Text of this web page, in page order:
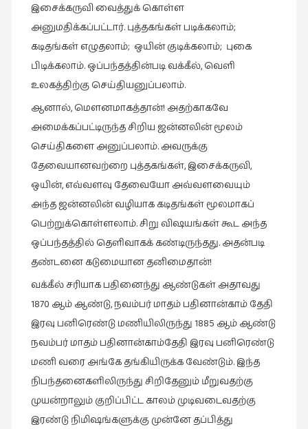
மொழி
மொழியாக்கம்
வரலாறு
வாசிப்பில்
இன்று
விமர்சனம்
விளையாட்டு
ஷேக்ஸ்பியரின்
உலகம்
இசைக்கருவி வைத்துக் கொள்ள
அனுமதிக்கப்பட்டார். புத்தகங்கள் படிக்கலாம்;
கடிதங்கள் எழுதலாம்; ஒயின் குடிக்கலாம்; புகை
பிடிக்கலாம். ஒப்பந்தத்தின்படி வக்கீல், வெளி
உலகத்திற்கு செய்தியனுப்பலாம்.
ஆனால், மௌனமாகத்தான்! அதற்காகவே
அமைக்கப்பட்டிருந்த சிறிய ஜன்னலின் மூலம்
செய்திகளை அனுப்பலாம். அவருக்கு
தேவையானவற்றை புத்தகங்கள், இசைக்கருவி,
ஒயின், எவ்வளவு தேவையோ அவ்வளவையும்
அந்த ஜன்னலின் வழியாக கடிதங்கள் மூலமாகப்
பெற்றுக்கொள்ளலாம். சிறு விஷயங்கள் கூட அந்த
ஒப்பந்தத்தில் தெளிவாகக் கண்டிருந்தது. அதன்படி
தண்டனை கடுமையான தனிமைதான்!
வக்கீல் சரியாக பதினைந்து ஆண்டுகள் அதாவது
1870 ஆம் ஆண்டு, நவம்பர் மாதம் பதினான்காம் தேதி
இரவு பனிரெண்டு மணியிலிருந்து 1885 ஆம் ஆண்டு
நவம்பர் மாதம் பதினான்காம்தேதி இரவு பனிரெண்டு
மணி வரை அங்கே தங்கியிருக்க வேண்டும். இந்த
நிபந்தனைகளிலிருந்து சிறிதேனும் மீறுவதற்கு
முயன்றாலும் குறிப்பிட்ட காலம் முடிவடைவதற்கு
இரண்டு நிமிஷங்களுக்கு முன்னே தப்பித்து